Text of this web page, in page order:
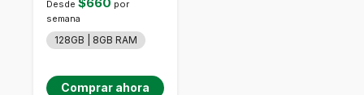
Desde
por
semana
128GB | 8GB RAM
Comprar ahora